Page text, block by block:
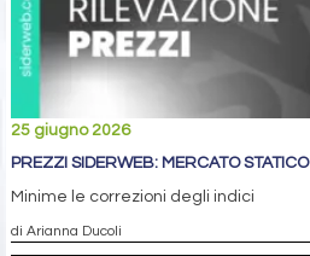
25 giugno 2026
PREZZI SIDERWEB: MERCATO STATICO
Minime le correzioni degli indici
di Arianna Ducoli